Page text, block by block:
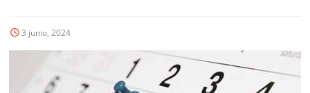
3 junio, 2024